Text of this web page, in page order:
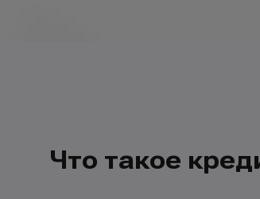
Что такое